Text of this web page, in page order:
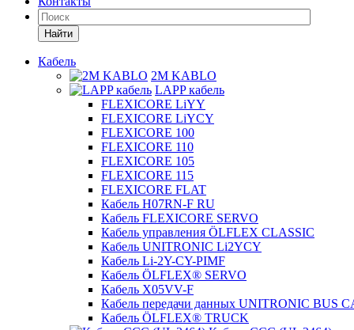
Найти
Кабель
2M KABLO
LAPP кабель
FLEXICORE LiYY
FLEXICORE LiYCY
FLEXICORE 100
FLEXICORE 110
FLEXICORE 105
FLEXICORE 115
FLEXICORE FLAT
Кабель H07RN-F RU
Кабель FLEXICORE SERVO
Кабель управления ÖLFLEX CLASSIC
Кабель UNITRONIC Li2YCY
Кабель Li-2Y-CY-PIMF
Кабель ÖLFLEX® SERVO
Кабель X05VV-F
Кабель передачи данных UNITRONIC BUS
Кабель ÖLFLEX® TRUCK